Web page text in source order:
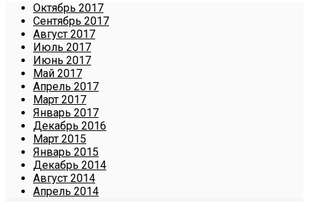
Октябрь 2017
Сентябрь 2017
Август 2017
Июль 2017
Июнь 2017
Май 2017
Апрель 2017
Март 2017
Январь 2017
Декабрь 2016
Март 2015
Январь 2015
Декабрь 2014
Август 2014
Апрель 2014